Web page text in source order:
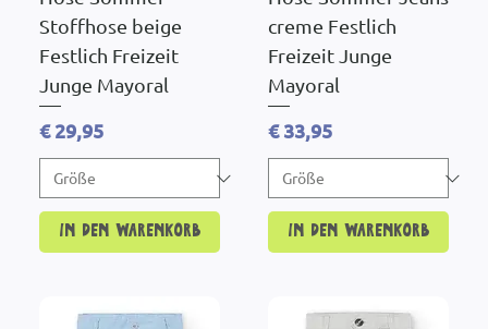
Stoffhose beige
Festlich Freizeit
Junge Mayoral
Preis
€ 29,95
In den Warenkorb
creme Festlich
Freizeit Junge
Mayoral
Preis
€ 33,95
In den Warenkorb